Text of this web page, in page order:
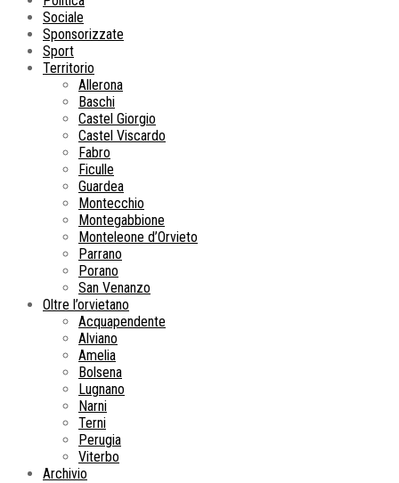
Sociale
Sponsorizzate
Sport
Territorio
Allerona
Baschi
Castel Giorgio
Castel Viscardo
Fabro
Ficulle
Guardea
Montecchio
Montegabbione
Monteleone d’Orvieto
Parrano
Porano
San Venanzo
Oltre l’orvietano
Acquapendente
Alviano
Amelia
Bolsena
Lugnano
Narni
Terni
Perugia
Viterbo
Archivio